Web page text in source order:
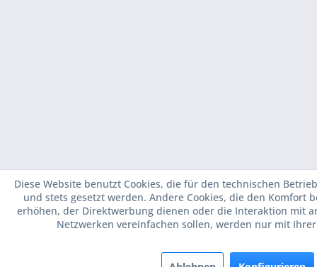
Diese Website benutzt Cookies, die für den technischen
und stets gesetzt werden. Andere Cookies, die den Komfort
erhöhen, der Direktwerbung dienen oder die Interaktion mit
Netzwerken vereinfachen sollen, werden nur mit